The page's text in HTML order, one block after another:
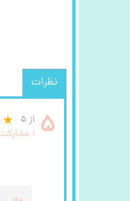
نظرات
۵ از ۵
۱ مشارکت کننده